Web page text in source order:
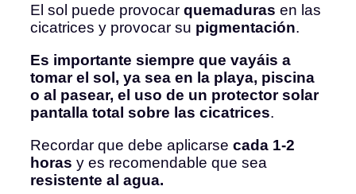
El sol puede provocar quemaduras en las
cicatrices y provocar su pigmentación.
Es importante siempre que vayáis a
tomar el sol, ya sea en la playa, piscina
o al pasear, el uso de un protector solar
pantalla total sobre las cicatrices.
Recordar que debe aplicarse cada 1-2
horas y es recomendable que sea
resistente al agua.